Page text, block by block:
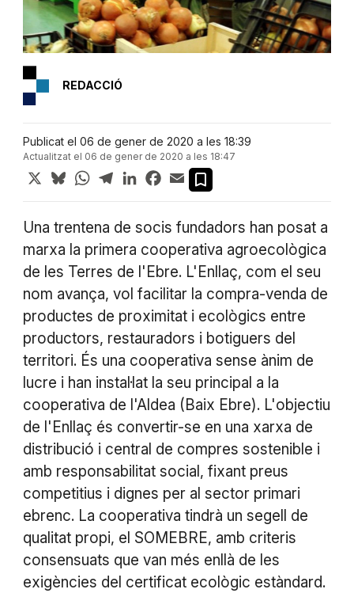
REDACCIÓ
Publicat el 06 de gener de 2020 a les 18:39
Actualitzat el 06 de gener de 2020 a les 18:47
X BlueskyWhatsApp
TelegramLinkedInFacebook
Email
Una trentena de socis fundadors han posat a
marxa la primera cooperativa agroecològica
de les Terres de l'Ebre. L'Enllaç, com el seu
nom avança, vol facilitar la compra-venda de
productes de proximitat i ecològics entre
productors, restauradors i botiguers del
territori. És una cooperativa sense ànim de
lucre i han instal·lat la seu principal a la
cooperativa de l'Aldea (Baix Ebre). L'objectiu
de l'Enllaç és convertir-se en una xarxa de
distribució i central de compres sostenible i
amb responsabilitat social, fixant preus
competitius i dignes per al sector primari
ebrenc. La cooperativa tindrà un segell de
qualitat propi, el SOMEBRE, amb criteris
consensuats que van més enllà de les
exigències del certificat ecològic estàndard.